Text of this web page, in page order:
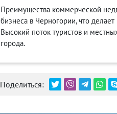
Преимущества коммерческой
бизнеса в Черногории, что
Высокий поток туристов и
города.
Поделиться: